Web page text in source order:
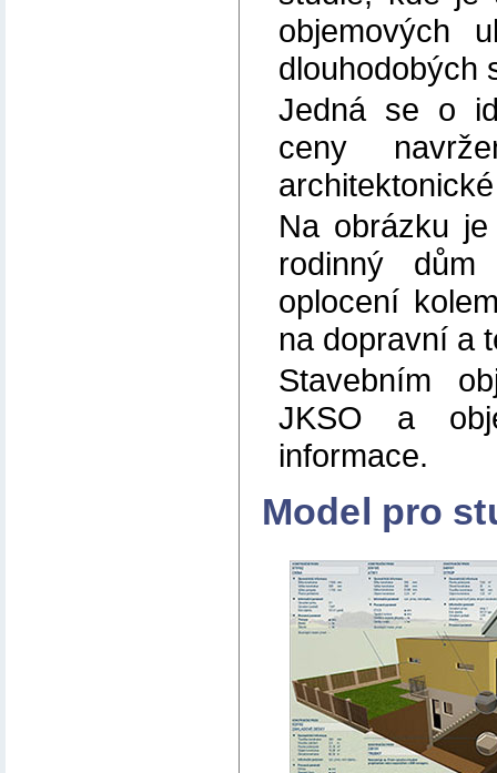
objemových
dlouhodobých
Jedná se o
ceny
Na obrázku
rodinný
oplocení
na dopravní a
Stavebním
JKSO a
informace.
Model pro